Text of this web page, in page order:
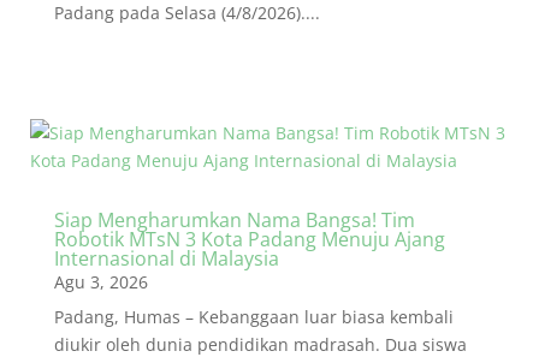
Padang pada Selasa (4/8/2026)....
Siap Mengharumkan Nama Bangsa! Tim
Robotik MTsN 3 Kota Padang Menuju Ajang
Internasional di Malaysia
Agu 3, 2026
Padang, Humas – Kebanggaan luar biasa kembali
diukir oleh dunia pendidikan madrasah. Dua siswa